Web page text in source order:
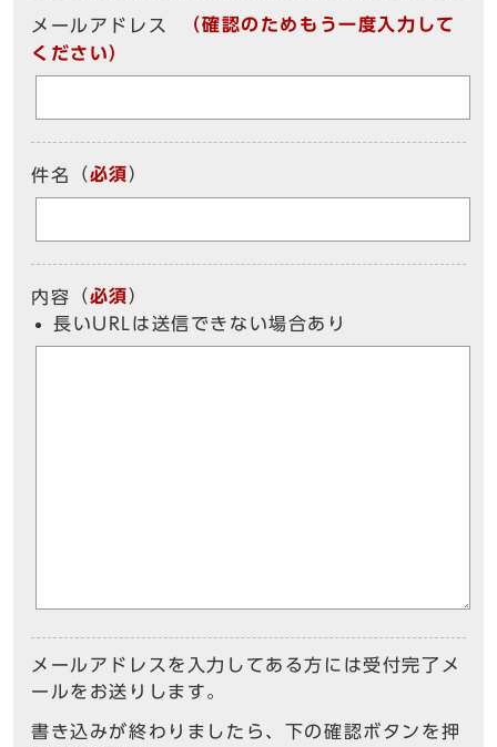
メールアドレス
（確認のためもう一度入力して
ください）
件名 （必須）
内容 （必須）
長いURLは送信できない場合あり
メールアドレスを入力してある方には受付完了メ
ールをお送りします。
書き込みが終わりましたら、下の確認ボタンを押